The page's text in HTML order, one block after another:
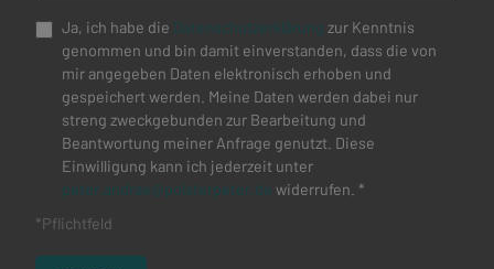
Ja, ich habe die Datenschutzerklärung zur Kenntnis
genommen und bin damit einverstanden, dass die von
mir angegeben Daten elektronisch erhoben und
gespeichert werden. Meine Daten werden dabei nur
streng zweckgebunden zur Bearbeitung und
Beantwortung meiner Anfrage genutzt. Diese
Einwilligung kann ich jederzeit unter
peter.andrae@polsterpeter.de widerrufen. *
*Pflichtfeld